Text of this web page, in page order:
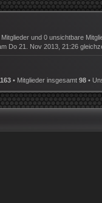
und 0 unsichtbare
Do 21. Nov 2013, 21:26
• Mitglieder insgesamt 98 •